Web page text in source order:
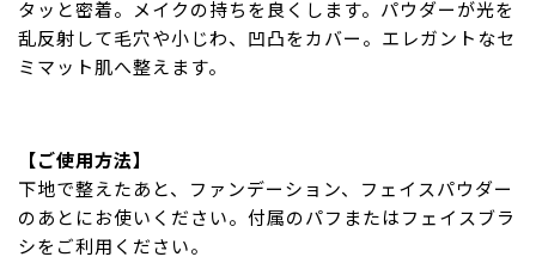
タッと密着。メイクの持ちを良くします。パウダーが光を
乱反射して毛穴や小じわ、凹凸をカバー。エレガントなセ
ミマット肌へ整えます。
【ご使用方法】
下地で整えたあと、ファンデーション、フェイスパウダー
のあとにお使いください。付属のパフまたはフェイスブラ
シをご利用ください。